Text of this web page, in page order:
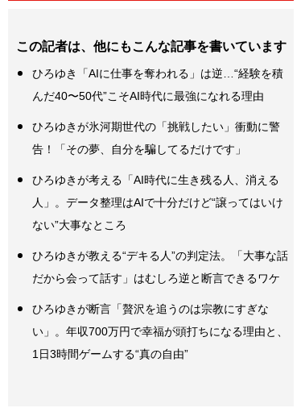
この記者は、他にもこんな記事を書いています
ひろゆき「AIに仕事を奪われる」は逆…“経験を積
んだ40〜50代”こそAI時代に最強になれる理由
ひろゆきが氷河期世代の「挑戦したい」衝動に警
告！「その夢、自分を騙してるだけです」
ひろゆきが考える「AI時代に生き残る人、消える
人」。データ整理はAIで十分だけど“譲ってはいけ
ない”大事なところ
ひろゆきが教える“デキる人”の判定法。「大事な話
だから会って話す」はむしろ逆と断言できるワケ
ひろゆきが断言「贅沢を追うのは宗教にすぎな
い」。年収700万円で幸福が頭打ちになる理由と、
1日3時間ゲームする“真の自由”